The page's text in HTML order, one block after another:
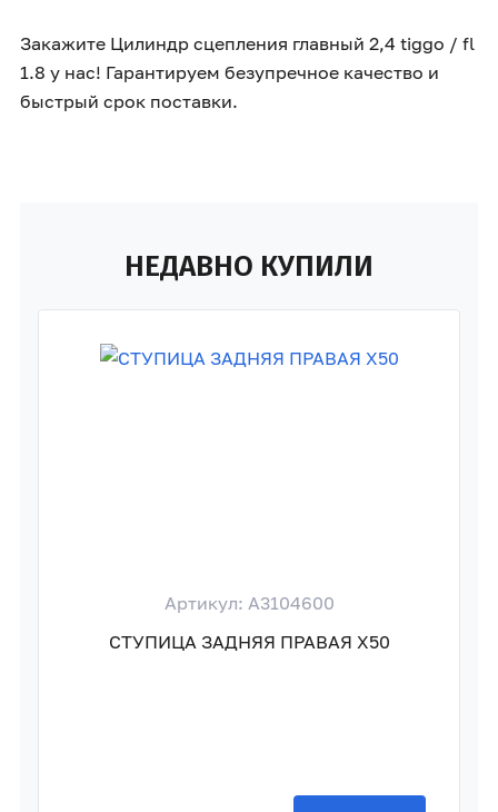
Закажите Цилиндр сцепления главный 2,4 tiggo / fl
1.8 у нас! Гарантируем безупречное качество и
быстрый срок поставки.
НЕДАВНО КУПИЛИ
Артикул: A3104600
СТУПИЦА ЗАДНЯЯ ПРАВАЯ X50